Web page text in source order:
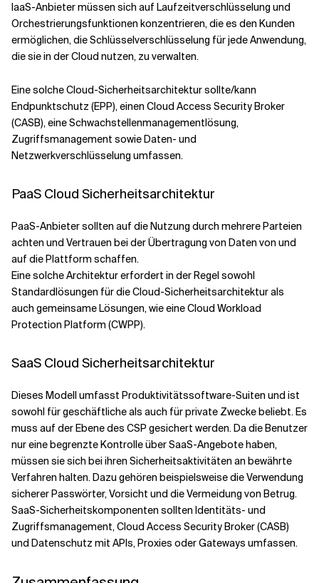
IaaS-Anbieter müssen sich auf Laufzeitverschlüsselung und
Orchestrierungsfunktionen konzentrieren, die es den Kunden
ermöglichen, die Schlüsselverschlüsselung für jede Anwendung,
die sie in der Cloud nutzen, zu verwalten.
Eine solche Cloud-Sicherheitsarchitektur sollte/kann
Endpunktschutz (EPP), einen Cloud Access Security Broker
(CASB), eine Schwachstellenmanagementlösung,
Zugriffsmanagement sowie Daten- und
Netzwerkverschlüsselung umfassen.
PaaS Cloud Sicherheitsarchitektur
PaaS-Anbieter sollten auf die Nutzung durch mehrere Parteien
achten und Vertrauen bei der Übertragung von Daten von und
auf die Plattform schaffen.
Eine solche Architektur erfordert in der Regel sowohl
Standardlösungen für die Cloud-Sicherheitsarchitektur als
auch gemeinsame Lösungen, wie eine Cloud Workload
Protection Platform (CWPP).
SaaS Cloud Sicherheitsarchitektur
Dieses Modell umfasst Produktivitätssoftware-Suiten und ist
sowohl für geschäftliche als auch für private Zwecke beliebt. Es
muss auf der Ebene des CSP gesichert werden. Da die Benutzer
nur eine begrenzte Kontrolle über SaaS-Angebote haben,
müssen sie sich bei ihren Sicherheitsaktivitäten an bewährte
Verfahren halten. Dazu gehören beispielsweise die Verwendung
sicherer Passwörter, Vorsicht und die Vermeidung von Betrug.
SaaS-Sicherheitskomponenten sollten Identitäts- und
Zugriffsmanagement, Cloud Access Security Broker (CASB)
und Datenschutz mit APIs, Proxies oder Gateways umfassen.